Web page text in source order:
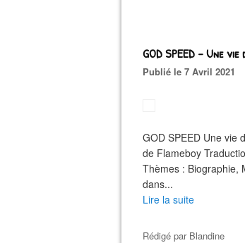
GOD SPEED - Une
Publié le 7 Avril 2021
GOD SPEED Une vie
de Flameboy
Thèmes : Biographie,
dans...
Lire la suite
Rédigé par Blandine